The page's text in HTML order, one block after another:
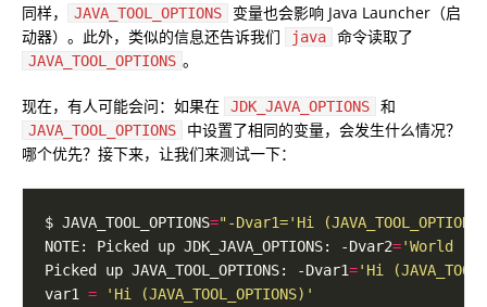
同样， JAVA_TOOL_OPTIONS
变量也会影响 Java Launcher（启
动器）。此外，类似的信息还告诉我们
java 命令读取了
JAVA_TOOL_OPTIONS 。
现在，有人可能会问：如果在 JDK_JAVA_OPTIONS 和
JAVA_TOOL_OPTIONS
中设置了相同的变量，会发生什么情况？
哪个优先？接下来，让我们来测试一下：
$ JAVA_TOOL_OPTIONS="-Dvar1='Hi
NOTE: Picked up JDK_JAVA_OPTIONS: -Dvar2='World (by
Picked up JAVA_TOOL_OPTIONS: -Dvar1='Hi
var1 =
'Hi (JAVA_TOOL_OPTIONS)'